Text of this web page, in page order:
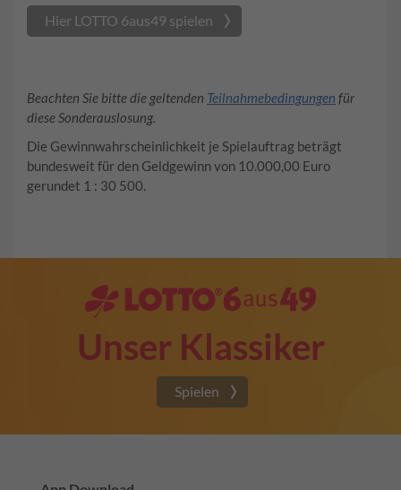
Hier LOTTO 6aus49 spielen
Beachten Sie bitte die geltenden Teilnahmebedingungen für
diese Sonderauslosung.
Die Gewinnwahrscheinlichkeit je Spielauftrag beträgt
bundesweit für den Geldgewinn von 10.000,00 Euro
gerundet 1 : 30 500.
Unser Klassiker
Spielen